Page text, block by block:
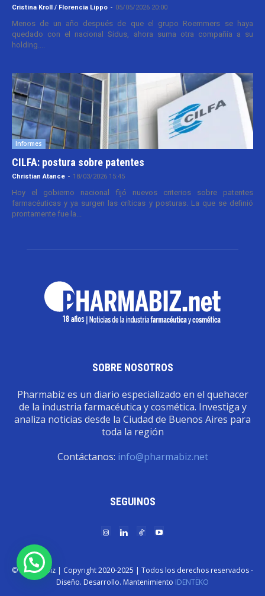
Cristina Kroll / Florencia Lippo - 05/05/2026 20:00
Menos de un año después de que el grupo Roemmers se haya
quedado con el nacional Sidus, ahora suma otra compañía a su
holding....
Informes
CILFA: postura sobre patentes
Christian Atance - 18/03/2026 15:45
Hoy el gobierno nacional fijó nuevos criterios sobre patentes
farmacéuticas y ya surgen las críticas y posturas. La que se definió
prontamente fue la...
SOBRE NOSOTROS
Pharmabiz es un diario especializado en el quehacer
de la industria farmacéutica y cosmética. Investiga y
analiza noticias desde la Ciudad de Buenos Aires para
toda la región
Contáctanos: info@pharmabiz.net
SEGUINOS
© Pharmabiz | Copyrıght 2020-2025 | Todos los derechos reservados -
Diseño. Desarrollo. Mantenimiento IDENTËKO